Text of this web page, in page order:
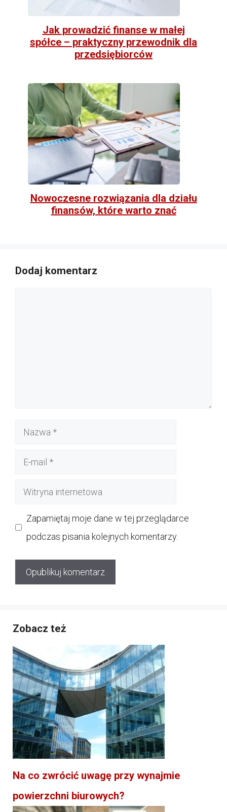
Jak prowadzić finanse w małej
spółce – praktyczny przewodnik dla
przedsiębiorców
Nowoczesne rozwiązania dla działu
finansów, które warto znać
Dodaj komentarz
Nazwa
Witryna
Zapamiętaj moje dane w tej przeglądarce
podczas pisania kolejnych komentarzy.
Zobacz też
Na co zwrócić uwagę przy wynajmie
powierzchni biurowych?